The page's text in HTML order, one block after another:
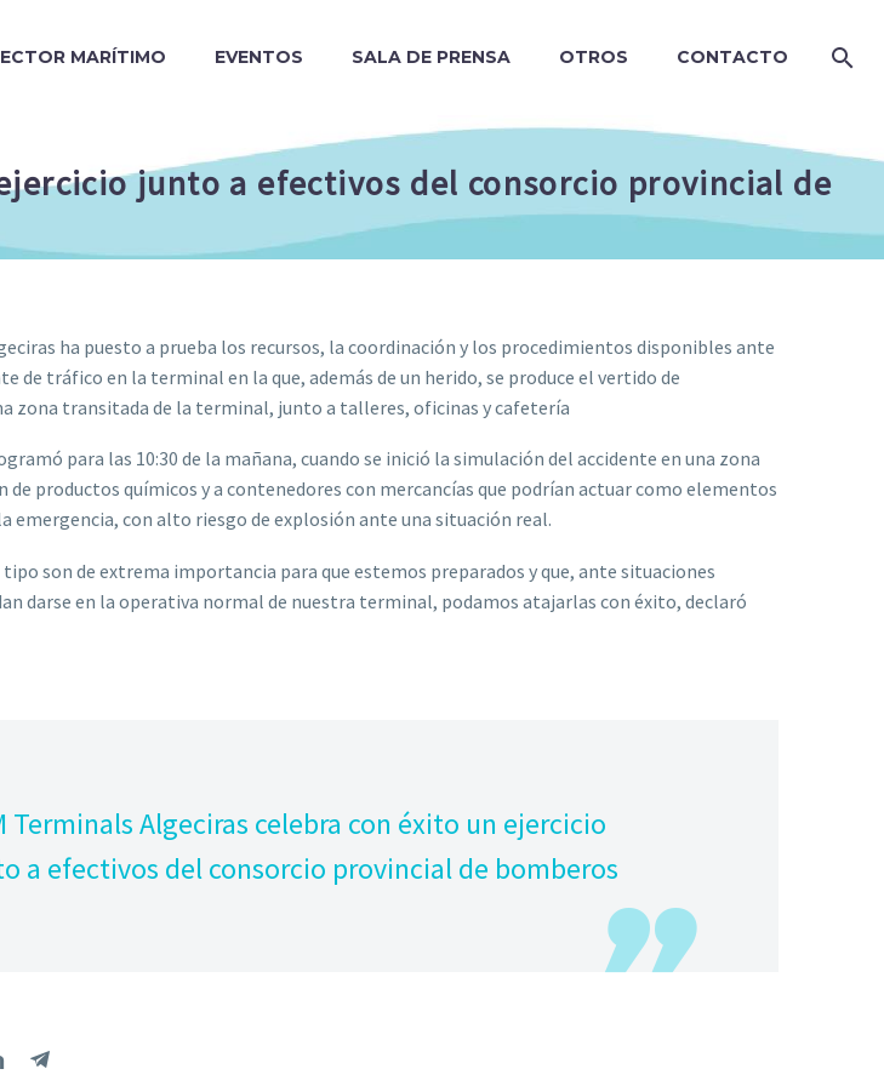
MARÍTIMO EVENTOS SALA DE PRENSA OTROS CONTACTO
junto a efectivos del consorcio provincial de
ha puesto a prueba los recursos, la coordinación y los procedimientos disponibles ante
de tráfico en la terminal en la que, además de un herido, se produce el vertido de
zona transitada de la terminal, junto a talleres, oficinas y cafetería
para las 10:30 de la mañana, cuando se inició la simulación del accidente en una zona
de productos químicos y a contenedores con mercancías que podrían actuar como elementos
emergencia, con alto riesgo de explosión ante una situación real.
tipo son de extrema importancia para que estemos preparados y que, ante situaciones
darse en la operativa normal de nuestra terminal, podamos atajarlas con éxito, declaró
Terminals Algeciras celebra con éxito un ejercicio
a efectivos del consorcio provincial de bomberos